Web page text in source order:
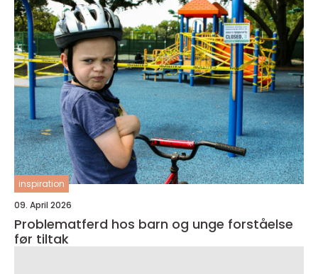
inspiration
09. April 2026
Problematferd hos barn og unge forståelse
før tiltak